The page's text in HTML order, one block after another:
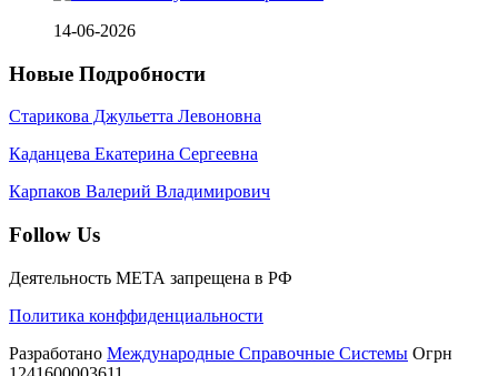
14-06-2026
Новые Подробности
Старикова Джульетта Левоновна
Каданцева Екатерина Сергеевна
Карпаков Валерий Владимирович
Follow Us
Деятельность МЕТА запрещена в РФ
Политика конффиденциальности
Разработано Международные Справочные Системы Огрн